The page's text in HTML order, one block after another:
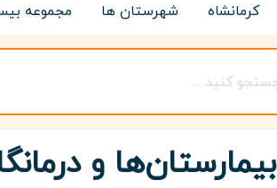
کرمانشاه شهرستان ها مجموعه
بیمارستان‌ها و